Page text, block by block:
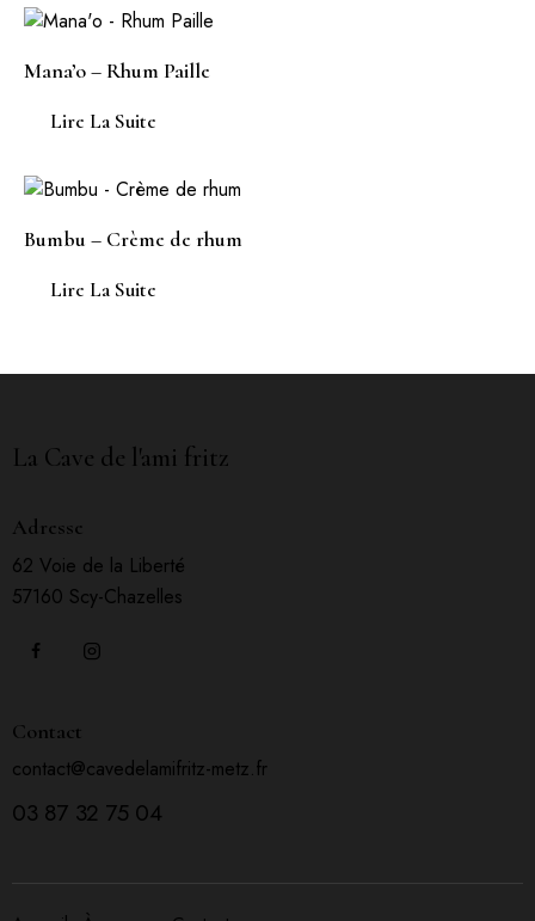
Mana’o – Rhum Paille
Lire La Suite
Bumbu – Crème de rhum
Lire La Suite
La Cave de l'ami fritz
Adresse
62 Voie de la Liberté
57160 Scy-Chazelles
Contact
contact@cavedelamifritz-metz.fr
03 87 32 75 04